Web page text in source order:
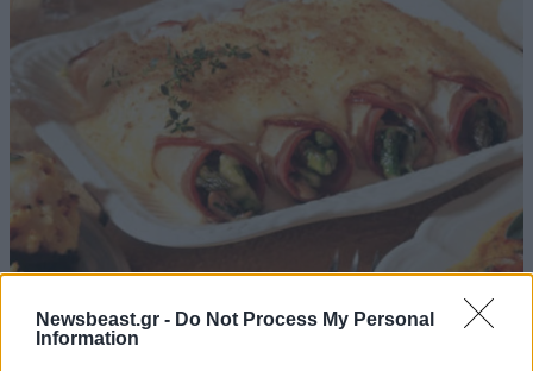
Newsbeast.gr - Do Not Process My Personal
Information
Κρέπες με ζαμπόν και σπαράγγια